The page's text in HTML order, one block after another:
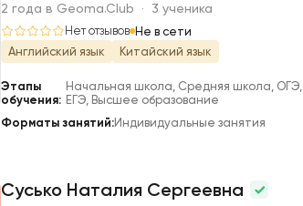
2 года в Geoma.Club · 3 ученика
Нет отзывов Не в сети
Английский язык
Китайский язык
Этапы
обучения:
Начальная школа, Средняя школа, ОГЭ,
ЕГЭ, Высшее образование
Форматы занятий:Индивидуальные занятия
Сусько Наталия Сергеевна